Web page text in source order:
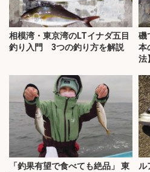
相模湾・東京湾のLTイナダ五目
釣り入門 3つの釣り方を解説
磯
本
法】
「釣果有望で食べても絶品」 東
ル